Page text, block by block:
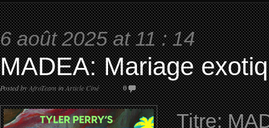
6 août 2025 at 11 : 14
MADEA: Mariage
Posted byAfroTeaminArticle Ciné 0
Titre: